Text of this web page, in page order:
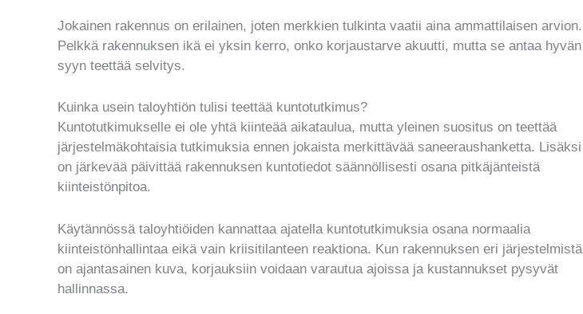
Jokainen rakennus on erilainen, joten merkkien tulkinta vaatii aina ammattilaisen arvion.
Pelkkä rakennuksen ikä ei yksin kerro, onko korjaustarve akuutti, mutta se antaa hyvän
syyn teettää selvitys.
Kuinka usein taloyhtiön tulisi teettää kuntotutkimus?
Kuntotutkimukselle ei ole yhtä kiinteää aikataulua, mutta yleinen suositus on teettää
järjestelmäkohtaisia tutkimuksia ennen jokaista merkittävää saneeraushanketta. Lisäksi
on järkevää päivittää rakennuksen kuntotiedot säännöllisesti osana pitkäjänteistä
kiinteistönpitoa.
Käytännössä taloyhtiöiden kannattaa ajatella kuntotutkimuksia osana normaalia
kiinteistönhallintaa eikä vain kriisitilanteen reaktiona. Kun rakennuksen eri järjestelmistä
on ajantasainen kuva, korjauksiin voidaan varautua ajoissa ja kustannukset pysyvät
hallinnassa.